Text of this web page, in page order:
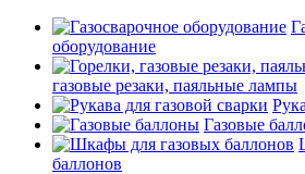
оборудование
газовые резаки, паяльные лампы
Газовые
баллонов